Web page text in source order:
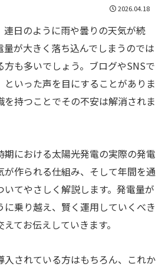
2026.04.18
日のように雨や曇りの天気が続
量が大きく落ち込んでしまうのでは
も多いでしょう。ブログやSNSで
といった声を目にすることがありま
を持つことでその不安は解消されま
期における太陽光発電の実際の発電
が作られる仕組み、そして年間を通
いてやさしく解説します。発電量が
乗り越え、賢く運用していくべき
てお伝えしていきます。
入されている方はもちろん、これか